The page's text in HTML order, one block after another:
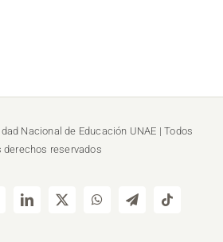
Nacional de Educación UNAE | Todos
derechos reservados
LinkedIn
X WhatsAppTelegramTiktok